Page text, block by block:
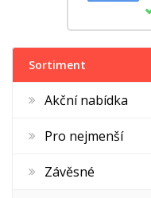
Sortiment
Akční nabídka
Pro nejmenší
Závěsné